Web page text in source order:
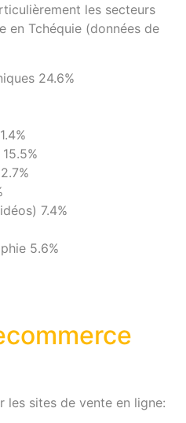
les secteurs
en Tchéquie (données de
24.6%
7.4%
5.6%
les sites de vente en ligne: